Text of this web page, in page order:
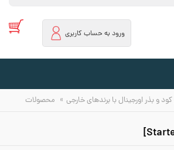
ورود به حساب کاربری
و بذر اورجینال با برندهای خارجی » محصولات